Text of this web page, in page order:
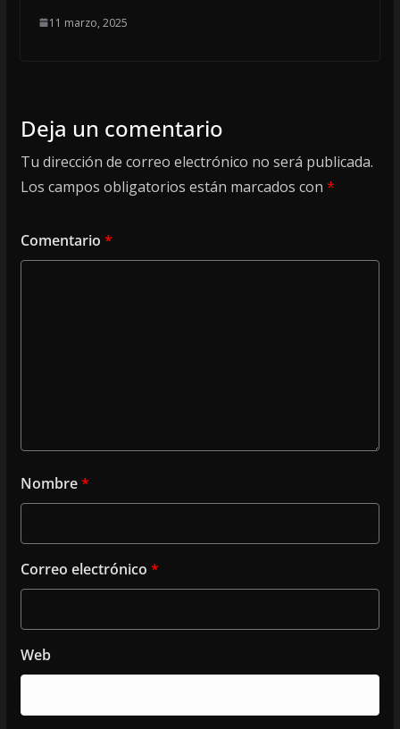
11 marzo, 2025
Deja un comentario
Tu dirección de correo electrónico no será publicada.
Los campos obligatorios están marcados con *
Comentario *
Nombre*
Correo electrónico *
Web